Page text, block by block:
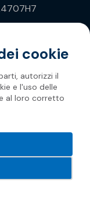
cookie
autorizzi il
e l'uso delle
al loro corretto